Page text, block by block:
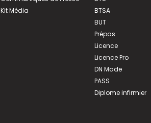
Kit Média
BTSA
BUT
Prépas
Licence
Licence Pro
DN Made
PASS
Diplome infirmier